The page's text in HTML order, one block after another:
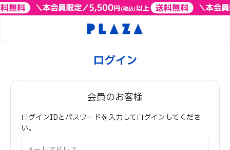
ログイン
会員のお客様
ログインIDとパスワードを入力してログインしてくださ
い。